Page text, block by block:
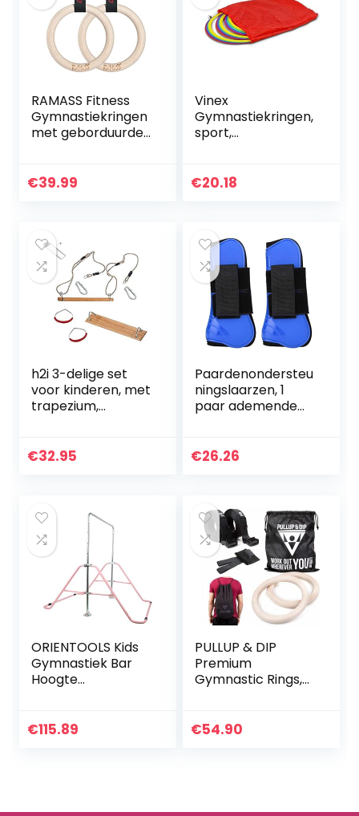
RAMASS Fitness
Gymnastiekringen
met geborduurde
voor gymnastiek
€39.99
Vinex
Gymnastiekringen,
sport,
meerkleurige
€20.18
h2i 3-delige set
voor kinderen, met
trapezium,
inclusief
€32.95
Paardenondersteu
ningslaarzen, 1
paar ademende
beenbeschermers
€26.26
ORIENTOOLS Kids
Gymnastiek Bar
Hoogte
Vouwen
€115.89
PULLUP & DIP
Premium
Gymnastic Rings,
Calisthenics –
€54.90